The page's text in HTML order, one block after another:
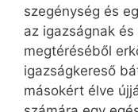
szegénység és
az igazságnak és
megtéréséből
igazságkereső
másokért élve